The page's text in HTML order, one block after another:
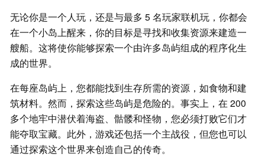
无论你是一个人玩，还是与最多 5 名玩家联机玩，你都会
在一个小岛上醒来，你的目标是寻找和收集资源来建造一
艘船。这将使你能够探索一个由许多岛屿组成的程序化生
成的世界。
在每座岛屿上，您都能找到生存所需的资源，如食物和建
筑材料。然而，探索这些岛屿是危险的。事实上，在 200
多个地牢中潜伏着海盗、骷髅和怪物，您必须打败它们才
能夺取宝藏。此外，游戏还包括一个主战役，但您也可以
通过探索这个世界来创造自己的传奇。